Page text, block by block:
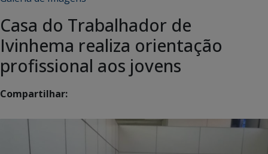
Casa do Trabalhador de
Ivinhema realiza orientação
profissional aos jovens
Compartilhar: